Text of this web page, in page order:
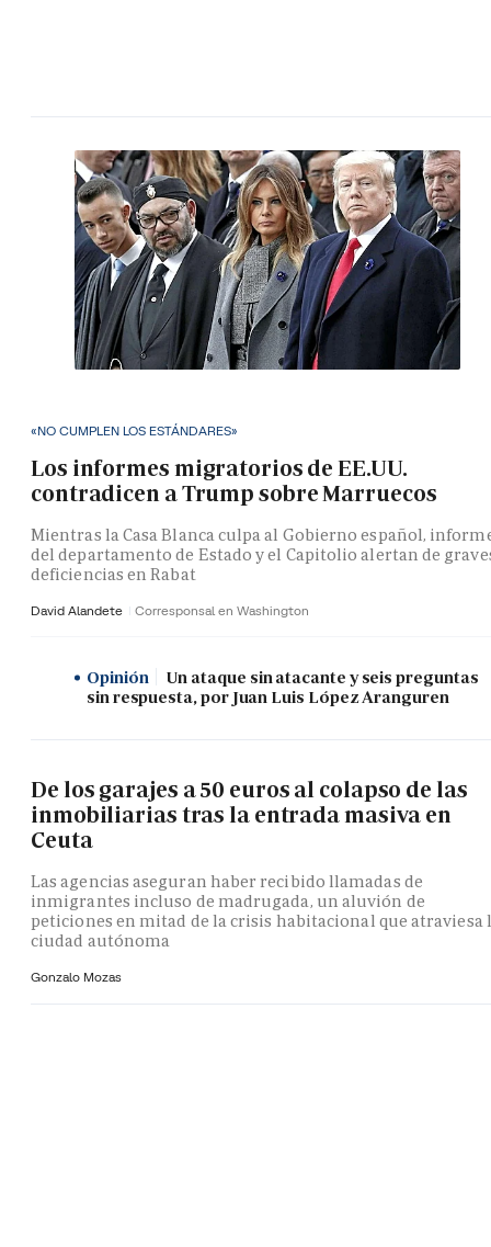
«NO CUMPLEN LOS ESTÁNDARES»
Los informes migratorios de EE.UU.
contradicen a Trump sobre Marruecos
Mientras la Casa Blanca culpa al Gobierno español,
del departamento de Estado y el Capitolio alertan de
deficiencias en Rabat
David Alandete Corresponsal en Washington
Opinión
Un ataque sin atacante y seis preguntas
sin respuesta, por Juan Luis López Aranguren
De los garajes a 50 euros al colapso de las
inmobiliarias tras la entrada masiva en
Ceuta
Las agencias aseguran haber recibido llamadas de
inmigrantes incluso de madrugada, un aluvión de
peticiones en mitad de la crisis habitacional que atraviesa
ciudad autónoma
Gonzalo Mozas